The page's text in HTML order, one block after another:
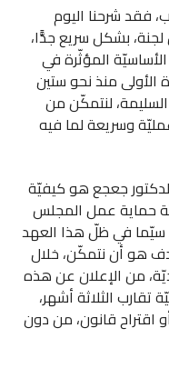
فقد شرحنا اليوم
لجنة، بشكل سريع جدًّا،
المؤثّرة في
الأولى منذ نحو ستين
لنتمكّن من
وسريعة لما فيه
جعجع هو كيفيّة
حماية عمل المجلس
سيّما في ظلّ هذا العهد
هو أن نتمكّن، خلال
من الإعلان عن هذه
تقارب الثلاثة أشهر،
اقتراح قانون، من دون